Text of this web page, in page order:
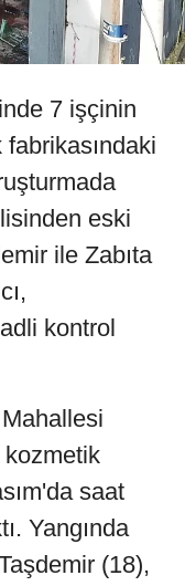
7 işçinin
fabrikasındaki
eski
ile Zabıta
kontrol
saat
Yangında
(18),